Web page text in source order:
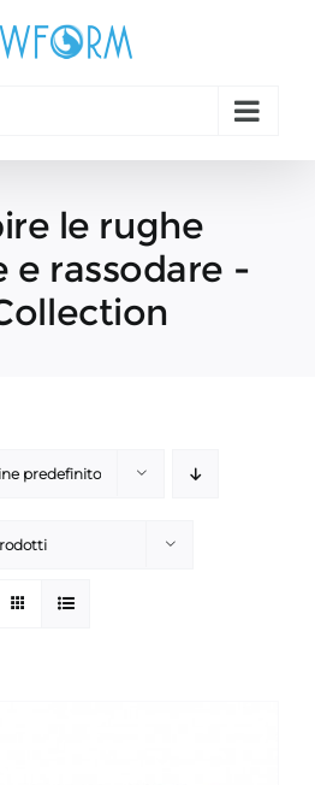
le rughe
e rassodare -
predefinito